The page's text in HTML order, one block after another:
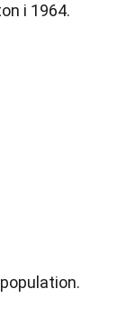
i 1964.